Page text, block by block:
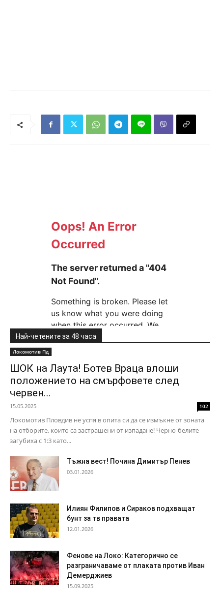
Най-четените за 48 часа
Локомотив Пд
ШОК на Лаута! Ботев Враца влоши
положението на смърфовете след
червен...
15.05.2025 102
Локомотив Пловдив не успя в опита си да се измъкне от зоната
на отборите, които са застрашени от изпадане! Черно-белите
загубиха с 1:3 като...
Тъжна вест! Почина Димитър Пенев
03.01.2026
Илиян Филипов и Сираков подхващат
бунт за тв правата
12.01.2026
Фенове на Локо: Категорично се
разграничаваме от плаката против Иван
Демерджиев
15.09.2025